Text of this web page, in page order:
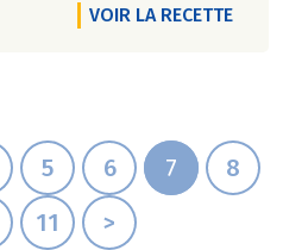
VOIR LA RECETTE
5 6 7
8
11 >